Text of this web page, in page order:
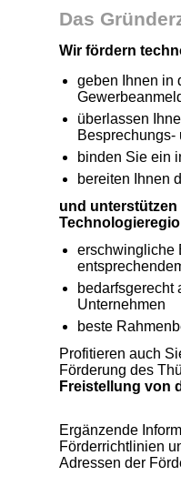
Das
Wir fördern
geben Ihnen in
überlassen
Besprechungs-
binden Sie ein
bereiten Ihnen
und unterstützen
erschwingliche
bedarfsgerecht
Unternehmen
beste
Profitieren auch
Förderung des
Freistellung von
Ergänzende
Förderrichtlinien
Adressen der